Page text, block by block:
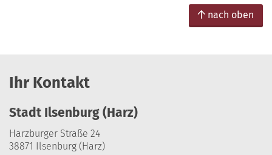
nach oben
Ihr Kontakt
Stadt Ilsenburg (Harz)
Harzburger Straße 24
38871 Ilsenburg (Harz)